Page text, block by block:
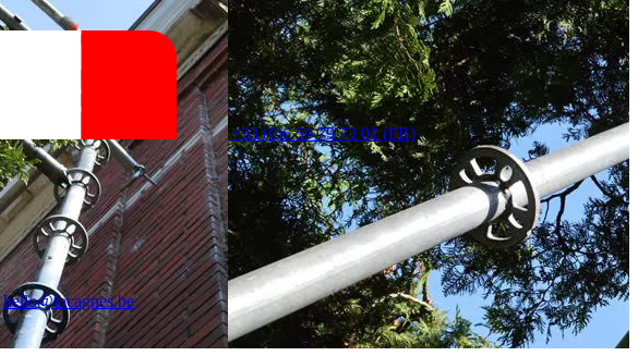
+33 (0)6 59 79 73 01 (FR)
hello@locagnes.be